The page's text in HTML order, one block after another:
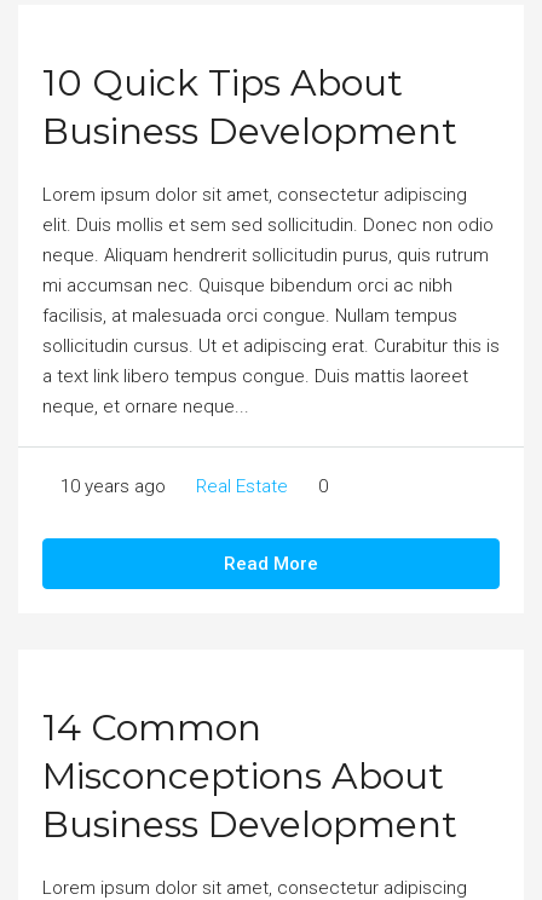
10 Quick Tips About
Business Development
Lorem ipsum dolor sit amet, consectetur adipiscing
elit. Duis mollis et sem sed sollicitudin. Donec non odio
neque. Aliquam hendrerit sollicitudin purus, quis rutrum
mi accumsan nec. Quisque bibendum orci ac nibh
facilisis, at malesuada orci congue. Nullam tempus
sollicitudin cursus. Ut et adipiscing erat. Curabitur this is
a text link libero tempus congue. Duis mattis laoreet
neque, et ornare neque...
10 years ago Real Estate 0
Read More
14 Common
Misconceptions About
Business Development
Lorem ipsum dolor sit amet, consectetur adipiscing